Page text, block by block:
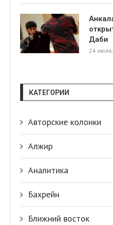
Даби
24
КАТЕГОРИИ
Авторские колонки
Алжир
Аналитика
Бахрейн
Ближний восток